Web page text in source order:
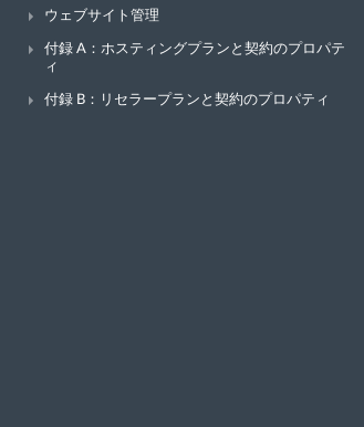
ウェブサイト管理
付録 A：ホスティングプランと契約のプロパテ
ィ
付録 B：リセラープランと契約のプロパティ